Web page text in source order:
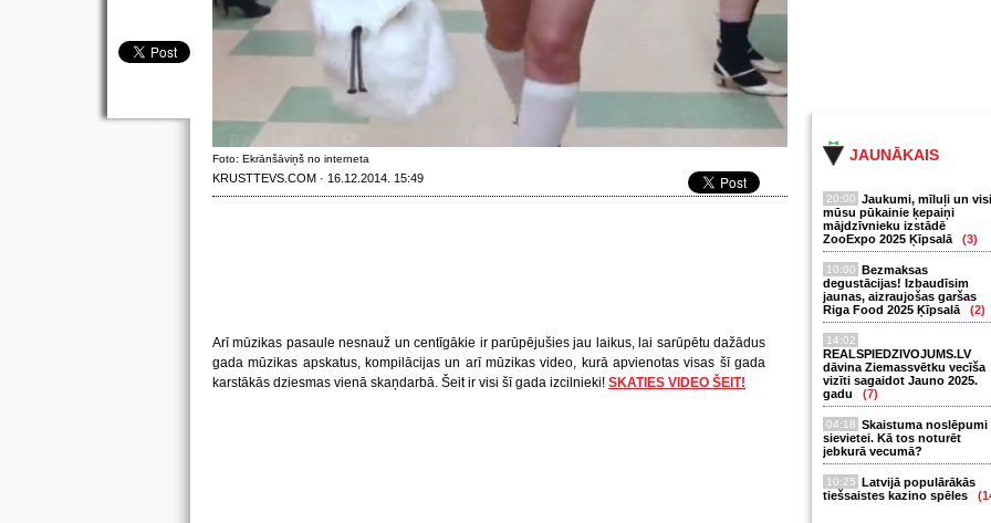
JAUNĀKAIS
20:00 Jaukumi, mīluļi un visi
mūsu pūkainie ķepaiņi
mājdzīvnieku izstādē
ZooExpo 2025 Ķīpsalā
(3)
10:00 Bezmaksas
degustācijas! Izbaudīsim
jaunas, aizraujošas garšas
Riga Food 2025 Ķīpsalā
(2)
14:02
REALSPIEDZIVOJUMS.LV
dāvina Ziemassvētku vecīša
vizīti sagaidot Jauno 2025.
gadu
(7)
04:18 Skaistuma noslēpumi
sievietei. Kā tos noturēt
jebkurā vecumā?
10:25 Latvijā populārākās
tiešsaistes kazino spēles
Foto: Ekrānšāviņš no interneta
KRUSTTEVS.COM · 16.12.2014. 15:49
Arī mūzikas pasaule nesnauž un centīgākie ir parūpējušies jau laikus, lai sarūpētu dažādus
gada mūzikas apskatus, kompilācijas un arī mūzikas video, kurā apvienotas visas šī gada
karstākās dziesmas vienā skaņdarbā. Šeit ir visi šī gada izcilnieki! SKATIES VIDEO ŠEIT!